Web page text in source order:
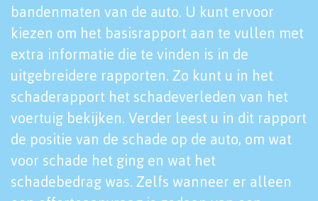
bandenmaten van de auto. U kunt ervoor
kiezen om het basisrapport aan te vullen met
extra informatie die te vinden is in de
uitgebreidere rapporten. Zo kunt u in het
schaderapport het schadeverleden van het
voertuig bekijken. Verder leest u in dit rapport
de positie van de schade op de auto, om wat
voor schade het ging en wat het
schadebedrag was. Zelfs wanneer er alleen